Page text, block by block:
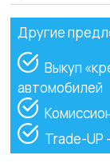
Другие
Выкуп
автомобилей
Trade-UP